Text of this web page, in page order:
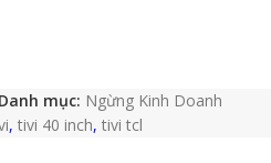
Danh mục: Ngừng Kinh Doanh
, tivi 40 inch, tivi tcl